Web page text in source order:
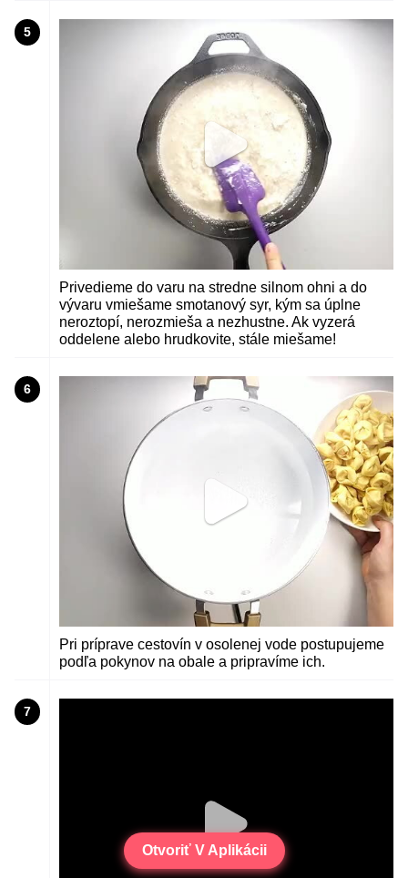
5
Privedieme do varu na stredne silnom ohni a do
vývaru vmiešame smotanový syr, kým sa úplne
neroztopí, nerozmieša a nezhustne. Ak vyzerá
oddelene alebo hrudkovite, stále miešame!
6
Pri príprave cestovín v osolenej vode postupujeme
podľa pokynov na obale a pripravíme ich.
7
Otvoriť V Aplikácii